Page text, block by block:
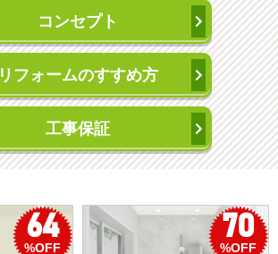
コンセプト
リフォームのすすめ方
工事保証
70
%OFF
50
%OFF